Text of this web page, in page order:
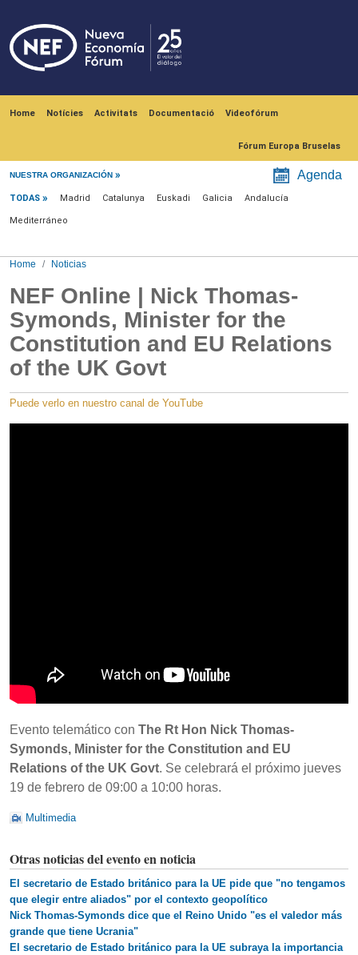
Home Notícies Activitats Documentació Videofórum
Fórum Europa Bruselas
NUESTRA ORGANIZACIÓN Agenda
Menú noticias
TODAS Madrid Catalunya Euskadi Galicia Andalucía
Mediterráneo
Home Noticias
NEF Online | Nick Thomas-
Symonds, Minister for the
Constitution and EU Relations
of the UK Govt
Puede verlo en nuestro canal de YouTube
Evento telemático con The Rt Hon Nick Thomas-
Symonds, Minister for the Constitution and EU
Relations of the UK Govt. Se celebrará el próximo jueves
19 de febrero de 09:00 a 10:00 horas.
Multimedia
Otras noticias del evento en noticia
El secretario de Estado británico para la UE pide que "no tengamos
que elegir entre aliados" por el contexto geopolítico
Nick Thomas-Symonds dice que el Reino Unido "es el valedor más
grande que tiene Ucrania"
El secretario de Estado británico para la UE subraya la importancia